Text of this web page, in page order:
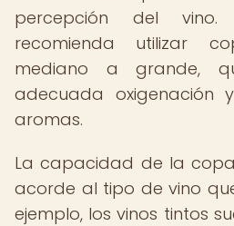
percepción del
recomienda utilizar
mediano a grande,
adecuada oxigenación
aromas.
La capacidad de la
acorde al tipo de vino
ejemplo, los vinos tintos